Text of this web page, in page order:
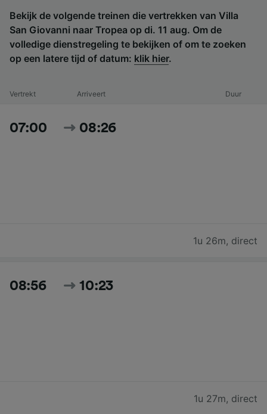
Bekijk de volgende treinen die vertrekken van Villa
San Giovanni naar Tropea op di. 11 aug. Om de
volledige dienstregeling te bekijken of om te zoeken
op een latere tijd of datum: klik hier.
Vertrekt Arriveert Duur
07:00 08:26
1u 26m, direct
08:56 10:23
1u 27m, direct